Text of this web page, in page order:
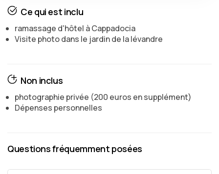
Ce qui est inclu
ramassage d'hôtel à Cappadocia
Visite photo dans le jardin de la lévandre
Non inclus
photographie privée (200 euros en supplément)
Dépenses personnelles
Questions fréquemment posées